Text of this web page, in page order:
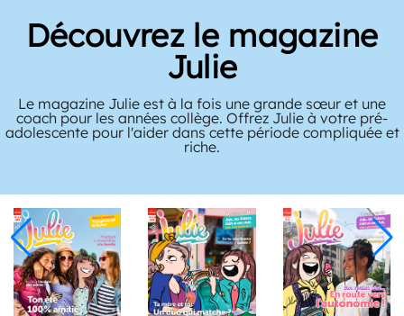
Découvrez le magazine
Julie
Le magazine Julie est à la fois une grande sœur et une
coach pour les années collège. Offrez Julie à votre pré-
adolescente pour l'aider dans cette période compliquée et
riche.